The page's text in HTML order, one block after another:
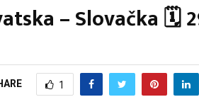
– Slovačka 🗓
1